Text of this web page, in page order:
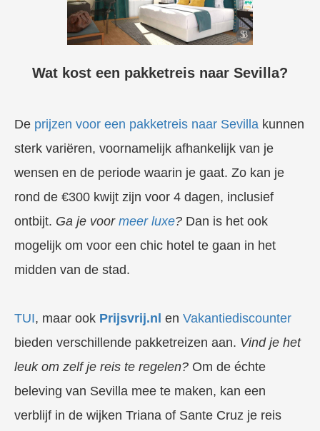
Wat kost een pakketreis naar Sevilla?
De prijzen voor een pakketreis naar Sevilla kunnen
sterk variëren, voornamelijk afhankelijk van je
wensen en de periode waarin je gaat. Zo kan je
rond de €300 kwijt zijn voor 4 dagen, inclusief
ontbijt. Ga je voor meer luxe? Dan is het ook
mogelijk om voor een chic hotel te gaan in het
midden van de stad.
TUI, maar ook Prijsvrij.nl en Vakantiediscounter
bieden verschillende pakketreizen aan. Vind je het
leuk om zelf je reis te regelen? Om de échte
beleving van Sevilla mee te maken, kan een
verblijf in de wijken Triana of Sante Cruz je reis